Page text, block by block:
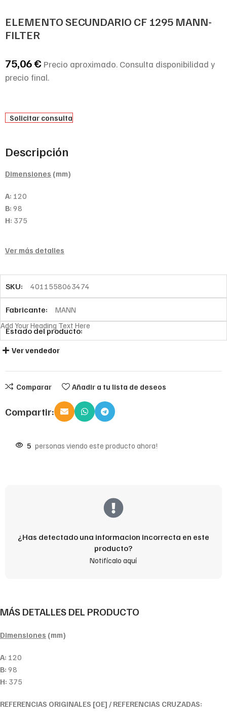
ELEMENTO SECUNDARIO CF 1295 MANN-
FILTER
75,06€ Precio aproximado. Consulta disponibilidad y
precio final.
Solicitar consulta
Descripción
Dimensiones (mm)
A: 120
B: 98
H: 375
Ver más detalles
SKU: 4011558063474
Fabricante: MANN
Estado del producto:
Add Your Heading Text Here
Ver vendedor
Comparar Añadir a tu lista de deseos
Compartir:
5 personas viendo este producto ahora!
¿Has detectado una informacion incorrecta en este
producto?
Notifícalo aquí
MÁS DETALLES DEL PRODUCTO
Dimensiones (mm)
A: 120
B: 98
H: 375
REFERENCIAS ORIGINALES [OE] / REFERENCIAS CRUZADAS: